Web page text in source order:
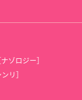
ゾロジー］
リ］